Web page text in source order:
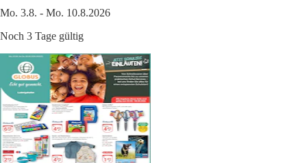
Mo. 3.8. - Mo. 10.8.2026
Noch 3 Tage gültig